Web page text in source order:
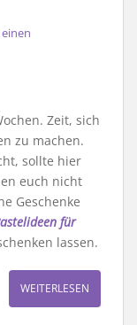
Zeit, sich
zu machen.
sollte hier
euch nicht
Geschenke
für
lassen.
WEITERLESEN